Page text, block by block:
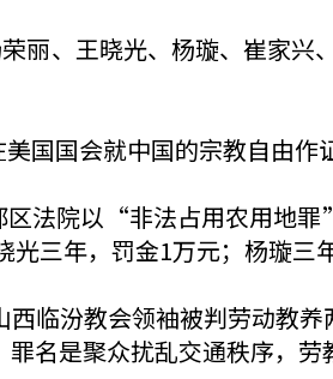
丽、王晓光、杨璇、崔家
国国会就中国的宗教自由
区法院以“非法占用农用地
光三年，罚金1万元；杨璇三
西临汾教会领袖被判劳动教
名是聚众扰乱交通秩序，劳